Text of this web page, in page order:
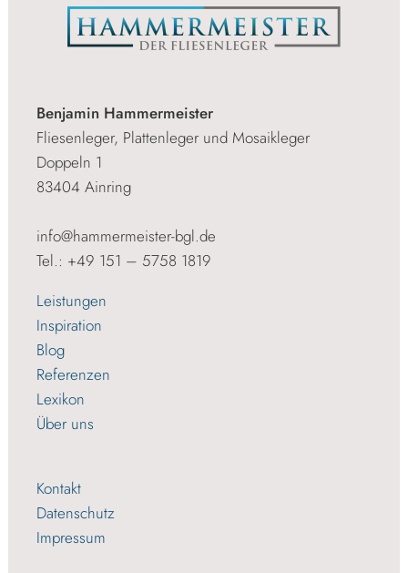
Benjamin Hammermeister
Fliesenleger, Plattenleger und Mosaikleger
Doppeln 1
83404 Ainring
info@hammermeister-bgl.de
Tel.: +49 151 – 5758 1819
Leistungen
Inspiration
Blog
Referenzen
Lexikon
Über uns
Kontakt
Datenschutz
Impressum